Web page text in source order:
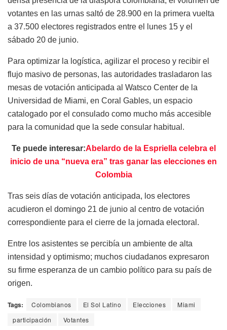
votantes en las urnas saltó de 28.900 en la primera vuelta
a 37.500 electores registrados entre el lunes 15 y el
sábado 20 de junio.
Para optimizar la logística, agilizar el proceso y recibir el
flujo masivo de personas, las autoridades trasladaron las
mesas de votación anticipada al Watsco Center de la
Universidad de Miami, en Coral Gables, un espacio
catalogado por el consulado como mucho más accesible
para la comunidad que la sede consular habitual.
Te puede interesar:Abelardo de la Espriella celebra el
inicio de una “nueva era” tras ganar las elecciones en
Colombia
Tras seis días de votación anticipada, los electores
acudieron el domingo 21 de junio al centro de votación
correspondiente para el cierre de la jornada electoral.
Entre los asistentes se percibía un ambiente de alta
intensidad y optimismo; muchos ciudadanos expresaron
su firme esperanza de un cambio político para su país de
origen.
Tags: Colombianos El Sol Latino Elecciones
Miami
participación
Votantes